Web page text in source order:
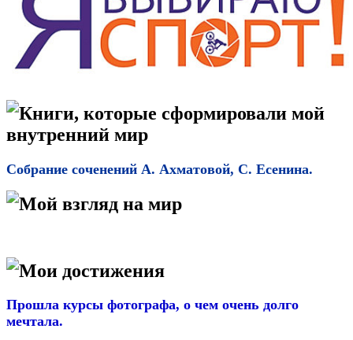
Книги, которые сформировали мой
внутренний мир
Собрание соченений А. Ахматовой, С. Есенина.
Мой взгляд на мир
Мои достижения
Прошла курсы фотографа, о чем очень долго
мечтала.